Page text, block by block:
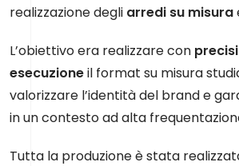
realizzazione degli arredi su misura
L’obiettivo era realizzare con
esecuzioneil format su misura
valorizzare l’identità del brand e
in un contesto ad alta
Tutta la produzione è stata